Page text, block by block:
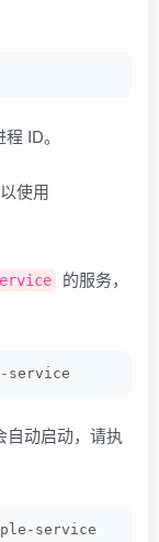
ID。
使用
的服务，
service
动启动，请执
service